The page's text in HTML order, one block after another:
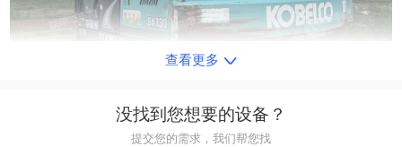
查看更多
没找到您想要的设备？
提交您的需求，我们帮您找